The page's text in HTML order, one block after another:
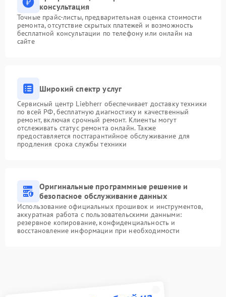
консультация
Точные прайс-листы, предварительная оценка стоимости
ремонта, отсутствие скрытых платежей и возможность
бесплатной консультации по телефону или онлайн на
сайте
Широкий спектр услуг
Сервисный центр Liebherr обеспечивает доставку техники
по всей РФ, бесплатную диагностику и качественный
ремонт, включая срочный ремонт. Клиенты могут
отслеживать статус ремонта онлайн. Также
предоставляется постгарантийное обслуживание для
продления срока службы техники
Оригинальные программные решение и
безопасное обслуживание данных
Использование официальных прошивок и инструментов,
аккуратная работа с пользовательскими данными:
резервное копирование, конфиденциальность и
восстановление информации при необходимости